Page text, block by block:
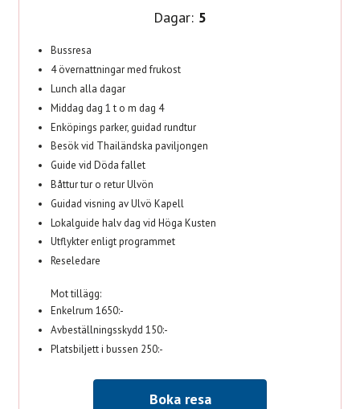
Dagar: 5
Bussresa
4 övernattningar med frukost
Lunch alla dagar
Middag dag 1 t o m dag 4
Enköpings parker, guidad rundtur
Besök vid Thailändska paviljongen
Guide vid Döda fallet
Båttur tur o retur Ulvön
Guidad visning av Ulvö Kapell
Lokalguide halv dag vid Höga Kusten
Utflykter enligt programmet
Reseledare
Mot tillägg:
Enkelrum 1650:-
Avbeställningsskydd 150:-
Platsbiljett i bussen 250:-
Boka resa